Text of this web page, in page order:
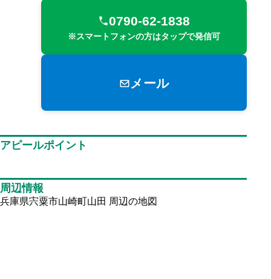
0790-62-1838
※スマートフォンの方はタップで発信可
メール
アピールポイント
周辺情報
兵庫県宍粟市山崎町山田 周辺の地図